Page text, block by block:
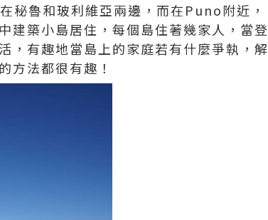
秘魯和玻利維亞兩邊，而在Puno附近，
建築小島居住，每個島住著幾家人，當登
，有趣地當島上的家庭若有什麼爭執，解
方法都很有趣！